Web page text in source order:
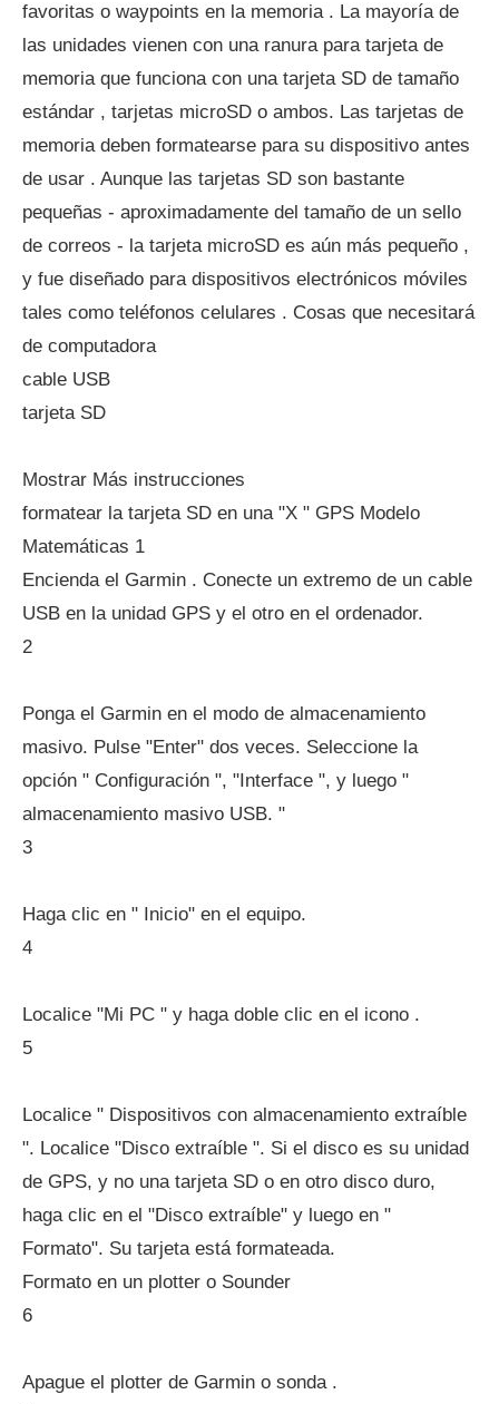
favoritas o waypoints en la memoria . La mayoría de
las unidades vienen con una ranura para tarjeta de
memoria que funciona con una tarjeta SD de tamaño
estándar , tarjetas microSD o ambos. Las tarjetas de
memoria deben formatearse para su dispositivo antes
de usar . Aunque las tarjetas SD son bastante
pequeñas - aproximadamente del tamaño de un sello
de correos - la tarjeta microSD es aún más pequeño ,
y fue diseñado para dispositivos electrónicos móviles
tales como teléfonos celulares . Cosas que necesitará
de computadora
cable USB
tarjeta SD
Mostrar Más instrucciones
formatear la tarjeta SD en una "X " GPS Modelo
Matemáticas 1
Encienda el Garmin . Conecte un extremo de un cable
USB en la unidad GPS y el otro en el ordenador.
2
Ponga el Garmin en el modo de almacenamiento
masivo. Pulse "Enter" dos veces. Seleccione la
opción " Configuración ", "Interface ", y luego "
almacenamiento masivo USB. "
3
Haga clic en " Inicio" en el equipo.
4
Localice "Mi PC " y haga doble clic en el icono .
5
Localice " Dispositivos con almacenamiento extraíble
". Localice "Disco extraíble ". Si el disco es su unidad
de GPS, y no una tarjeta SD o en otro disco duro,
haga clic en el "Disco extraíble" y luego en "
Formato". Su tarjeta está formateada.
Formato en un plotter o Sounder
6
Apague el plotter de Garmin o sonda .